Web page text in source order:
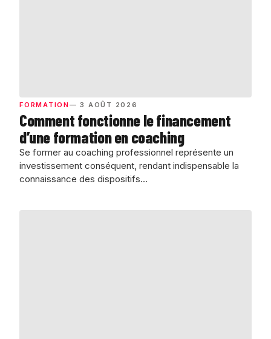
FORMATION— 3 AOÛT 2026
Comment fonctionne le financement
d’une formation en coaching
Se former au coaching professionnel représente un
investissement conséquent, rendant indispensable la
connaissance des dispositifs…